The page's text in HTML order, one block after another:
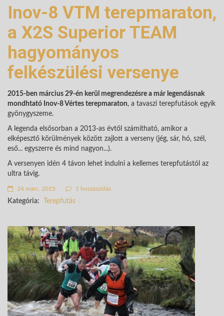
Inov-8 VTM terepmaraton,
a X2S Superior TEAM
hagyományos
felkészülési versenye
2015-ben március 29-én kerül megrendezésre a már legendásnak
mondhtató Inov-8 Vértes terepmaraton, a tavaszi terepfutások egyik
gyönygyszeme.
A legenda elsősorban a 2013-as évtől számítható, amikor a
elképesztő körülmények között zajlott a verseny (jég, sár, hó, szél,
eső... egyszerre és mind nagyon...).
A versenyen idén 4 távon lehet indulni a kellemes terepfutástól az
ultra távig.
24 márc. 2015 1 hozzászólás
Kategória: Terepfutás